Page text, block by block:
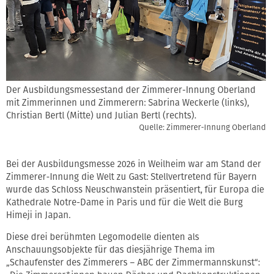
Der Ausbildungsmessestand der Zimmerer-Innung Oberland
mit Zimmerinnen und Zimmerern: Sabrina Weckerle (links),
Christian Bertl (Mitte) und Julian Bertl (rechts).
Quelle: Zimmerer-Innung Oberland
Bei der Ausbildungsmesse 2026 in Weilheim war am Stand der
Zimmerer-Innung die Welt zu Gast: Stellvertretend für Bayern
wurde das Schloss Neuschwanstein präsentiert, für Europa die
Kathedrale Notre-Dame in Paris und für die Welt die Burg
Himeji in Japan.
Diese drei berühmten Legomodelle dienten als
Anschauungsobjekte für das diesjährige Thema im
„Schaufenster des Zimmerers – ABC der Zimmermannskunst“: